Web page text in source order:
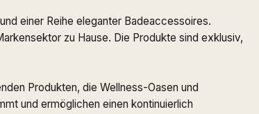
einer Reihe eleganter Badeaccessoires.
zu Hause. Die Produkte sind exklusiv,
Produkten, die Wellness-Oasen und
und ermöglichen einen kontinuierlich